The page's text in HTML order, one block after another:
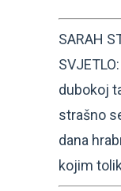
SARAH
dubokoj
strašno
dana
kojim